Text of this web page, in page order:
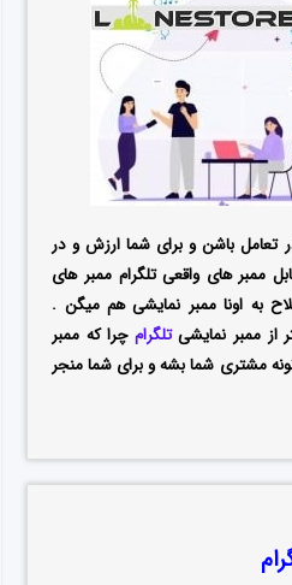
تعامل باشن و برای شما ارزش و در
ممبر های واقعی تلگرام ممبر های
به اونا ممبر نمایشی هم میگن .
از ممبر نمایشیتلگرام چرا که ممبر
مشتری شما بشه و برای شما منجر